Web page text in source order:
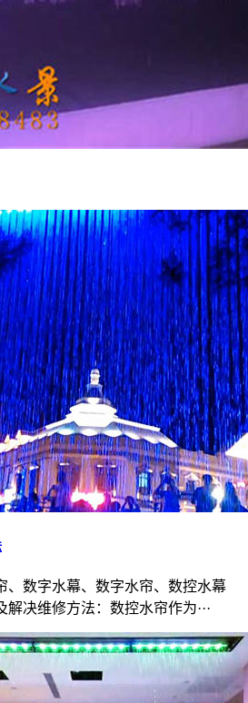
、数字水幕、数字水帘、数控水幕
决维修方法：数控水帘作为···